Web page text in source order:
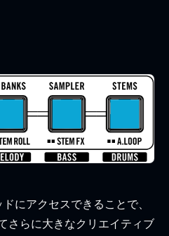
にアクセスできることで、
さらに大きなクリエイティブ